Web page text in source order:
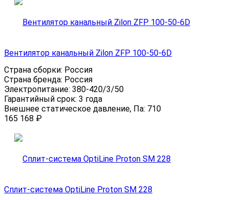
Вентилятор канальный Zilon ZFP 100-50-6D
Страна сборки: Россия
Страна бренда: Россия
Электропитание: 380-420/3/50
Гарантийный срок: 3 года
Внешнее статическое давление, Па: 710
165 168 ₽
Сплит-система OptiLine Proton SM 228